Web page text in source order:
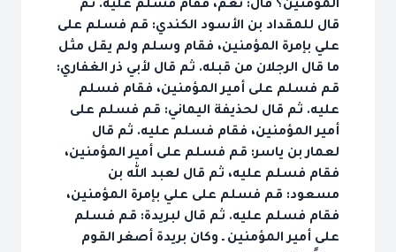
المؤمنين؟ قال: نعم، فقام فسلم عليه. ثم
قال للمقداد بن الأسود الكندي: قم فسلم على
علي بإمرة المؤمنين، فقام وسلم ولم يقل مثل
ما قال الرجلان من قبله. ثم قال لأبي ذر الغفاري:
قم فسلم على أمير المؤمنين، فقام فسلم
عليه. ثم قال لحذيفة اليماني: قم فسلم على
أمير المؤمنين، فقام فسلم عليه. ثم قال
لعمار بن ياسر: قم فسلم على أمير المؤمنين،
فقام فسلم عليه، ثم قال لعبد الله بن
مسعود: قم فسلم على علي بإمرة المؤمنين،
فقام فسلم عليه. ثم قال لبريدة: قم فسلم
على أمير المؤمنين ـ وكان بريدة أصغر القوم